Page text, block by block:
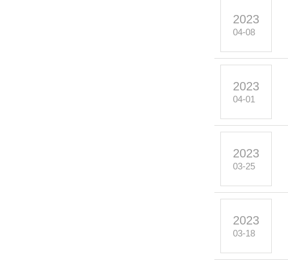
2023
04-08
2023
04-01
2023
03-25
2023
03-18